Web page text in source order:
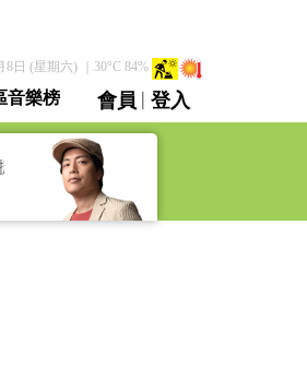
8日 (星期六)｜ 30°C 84%
音樂榜 會員 | 登入
直播 / 重溫
[Classical Tunes]